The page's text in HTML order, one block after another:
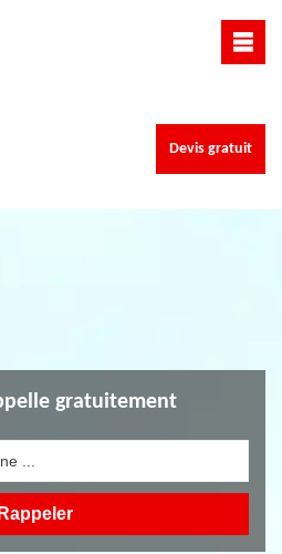
Devis gratuit
gratuitement